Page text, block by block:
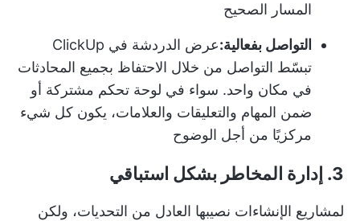
المسار الصحيح
التواصل بفعالية:عرض الدردشة في ClickUp
تبسّط التواصل من خلال الاحتفاظ بجميع المحادثات
في مكان واحد. سواء في لوحة تحكم مشتركة أو
ضمن المهام والتعليقات والعلامات، يكون كل شيء
مركزيًا من أجل الوضوح
3. إدارة المخاطر بشكل استباقي
لمشاريع الإنشاءات نصيبها العادل من التحديات، ولكن